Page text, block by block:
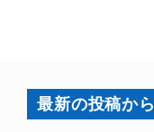
最新の投稿から